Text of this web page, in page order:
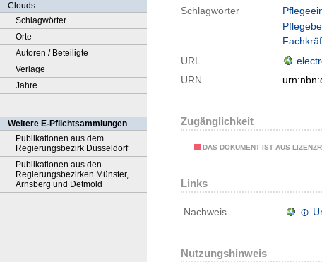
Clouds
Schlagwörter
Orte
Autoren / Beteiligte
Verlage
Jahre
Weitere E-Pflichtsammlungen
Publikationen aus dem
Regierungsbezirk Düsseldorf
Publikationen aus den
Regierungsbezirken Münster,
Arnsberg und Detmold
Schlagwörter
URL
URN
Zugänglichkeit
DAS DOKUMENT IST AUS
Links
Nachweis
Nutzungshinweis